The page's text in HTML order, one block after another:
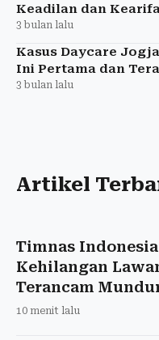
Keadilan dan
3 bulan lalu
Kasus Daycare
Ini Pertama dan
3 bulan lalu
Artikel
Timnas
Kehilangan
Terancam
10 menit lalu